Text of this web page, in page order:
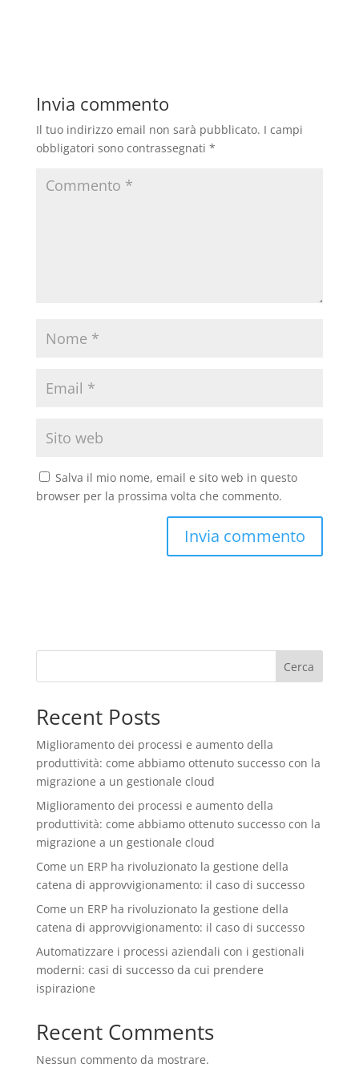
Invia commento
Il tuo indirizzo email non sarà pubblicato. I campi
obbligatori sono contrassegnati *
Salva il mio nome, email e sito web in questo
browser per la prossima volta che commento.
Cerca
Recent Posts
Miglioramento dei processi e aumento della
produttività: come abbiamo ottenuto successo con la
migrazione a un gestionale cloud
Miglioramento dei processi e aumento della
produttività: come abbiamo ottenuto successo con la
migrazione a un gestionale cloud
Come un ERP ha rivoluzionato la gestione della
catena di approvvigionamento: il caso di successo
Come un ERP ha rivoluzionato la gestione della
catena di approvvigionamento: il caso di successo
Automatizzare i processi aziendali con i gestionali
moderni: casi di successo da cui prendere
ispirazione
Recent Comments
Nessun commento da mostrare.